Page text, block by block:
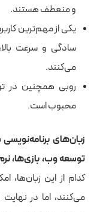
و منعطف هستند.
یکی از مهم‌ترین
سادگی و سرعت
می‌کنند.
محبوب است.
زبان‌های
توسعه وب، بازی‌ها،
می‌کنند، اما در